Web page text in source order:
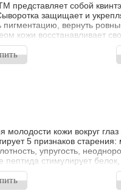
представляет собой
защищает и
пигментацию, вернуть
кожи восстанавливает
с ней
борьбы с признаками
протеома согласно
молодости кожи вокруг
5 признаков
упругость,
пептида стимулирует
и воздействует на тонус
сыворотки
глаз мгновенно и